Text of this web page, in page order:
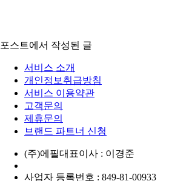
포스트에서 작성된 글
서비스 소개
개인정보취급방침
서비스 이용약관
고객문의
제휴문의
브랜드 파트너 신청
(주)에필대표이사 : 이경준
사업자 등록번호 : 849-81-00933